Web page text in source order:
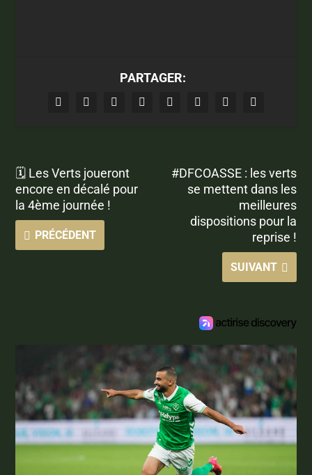
PARTAGER:
🗓 Les Verts joueront
encore en décalé pour
la 4ème journée !
PRÉCÉDENT
#DFCOASSE : les verts
se mettent dans les
meilleures
dispositions pour la
reprise !
SUIVANT